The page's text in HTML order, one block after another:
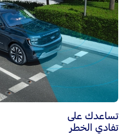
تساعدك على
تفادي الخطر